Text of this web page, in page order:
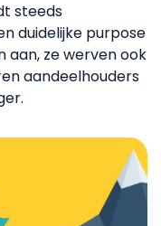
steeds
duidelijke purpose
aan, ze werven ook
aandeelhouders